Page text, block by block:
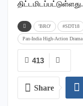
திட்டமிடப்பட்டுள்ளது.
'BRO' #SDT18
Pan-India High-Action Drama
413
Share